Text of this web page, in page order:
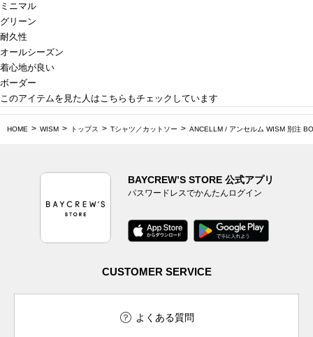
ミニマル
グリーン
耐久性
オールシーズン
着心地が良い
ボーダー
このアイテムを見た人はこちらもチェックしています
HOME WISM トップス Tシャツ／カットソー ANCELLM / アンセルム WISM 別注
BAYCREW’S STORE 公式アプリ
パスワードレスでかんたんログイン
CUSTOMER SERVICE
よくある質問